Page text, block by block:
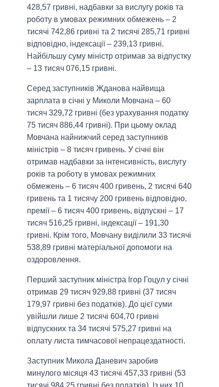
428,57 гривні, надбавки за вислугу років та
роботу в умовах режимних обмежень – 2
тисячі 742,86 гривні та 2 тисячі 285,71 гривні
відповідно, індексації – 239,13 гривні.
Найбільшу суму міністр отримав за відпустку
– 13 тисяч 076,15 гривні.
Серед заступників Жданова найвища
зарплата в січні у Миколи Мовчана – 60
тисяч 329,72 гривні (без урахування податку
75 тисяч 886,44 гривні). При цьому оклад
Мовчана найнижчий серед заступників
міністрів – 8 тисяч гривень. У січні він
отримав надбавки за інтенсивність, вислугу
років та роботу в умовах режимних
обмежень – 6 тисяч 400 гривень, 2 тисячі 640
гривень та 1 тисячу 200 гривень відповідно,
премії – 6 тисяч 400 гривень, відпускні – 17
тисяч 516,25 гривні, індексації – 191,30
гривні. Крім того, Мовчану виділили 33 тисячі
538,89 гривні матеріальної допомоги на
оздоровлення.
Перший заступник міністра Ігор Гоцул у січні
отримав 29 тисяч 929,88 гривні (37 тисяч
179,97 гривні без податків). До цієї суми
увійшли лише 2 тисячі 604,70 гривні
відпускних та 34 тисячі 575,27 гривні на
оплату листа тимчасової непрацездатності.
Заступник Микола Даневич заробив
минулого місяця 43 тисячі 457,33 гривні (53